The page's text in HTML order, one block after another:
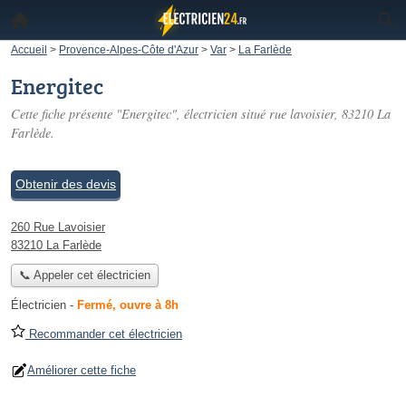
Accueil > Provence-Alpes-Côte d'Azur > Var > La Farlède
Energitec
Cette fiche présente "Energitec", électricien situé rue lavoisier, 83210 La
Farlède.
Obtenir des devis
260 Rue Lavoisier
83210 La Farlède
📞 Appeler cet électricien
Électricien - Fermé, ouvre à 8h
Recommander cet électricien
Améliorer cette fiche